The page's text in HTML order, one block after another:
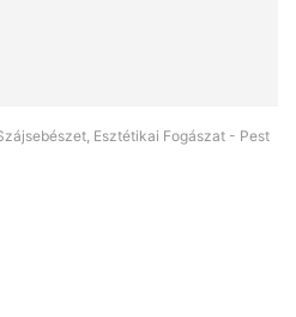
Esztétikai Fogászat - Pest